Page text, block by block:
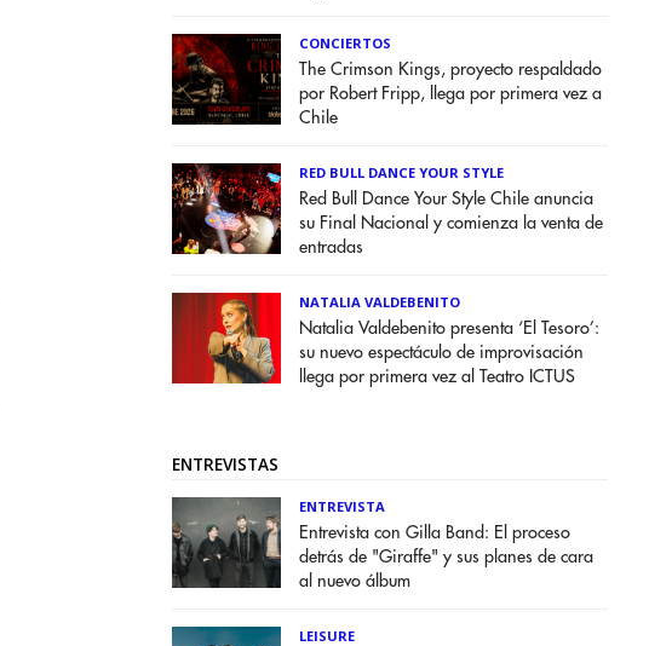
CONCIERTOS
The Crimson Kings, proyecto respaldado
por Robert Fripp, llega por primera vez a
Chile
RED BULL DANCE YOUR STYLE
Red Bull Dance Your Style Chile anuncia
su Final Nacional y comienza la venta de
entradas
NATALIA VALDEBENITO
Natalia Valdebenito presenta ‘El Tesoro’:
su nuevo espectáculo de improvisación
llega por primera vez al Teatro ICTUS
ENTREVISTAS
ENTREVISTA
Entrevista con Gilla Band: El proceso
detrás de "Giraffe" y sus planes de cara
al nuevo álbum
LEISURE